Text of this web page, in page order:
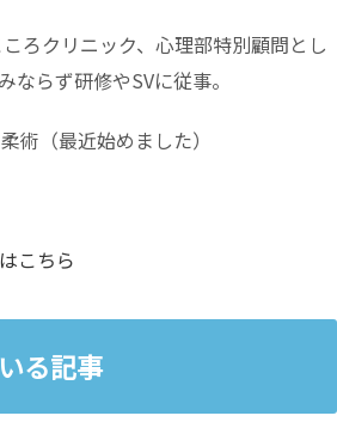
ろクリニック、心理部特別顧問とし
ならず研修やSVに従事。
術（最近始めました）
こちら
る記事